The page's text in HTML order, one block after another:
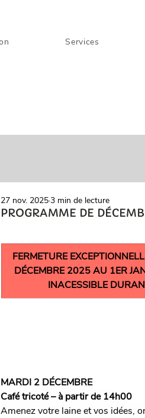
Services
PROGRAMME DE
27 nov. 2025 3 min de lecture
FERMETURE
DÉCEMBRE 2025 AU 1ER
INACESSIBLE
MARDI 2 DÉCEMBRE
Café tricoté – à partir de 14h00
Amenez votre laine et vos idées,